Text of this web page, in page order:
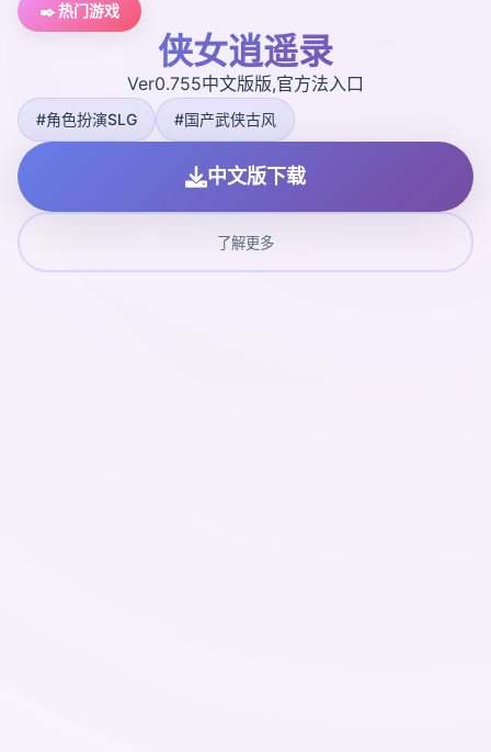
✒️ 热门游戏
侠女逍遥录
Ver0.755中文版版,官方法入口
#角色扮演SLG #国产武侠古风
中文版下载
了解更多